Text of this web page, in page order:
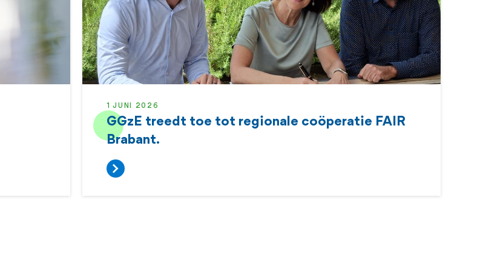
1 JUNI 2026
GGzE treedt toe tot regionale coöperatie FAIR
Brabant.